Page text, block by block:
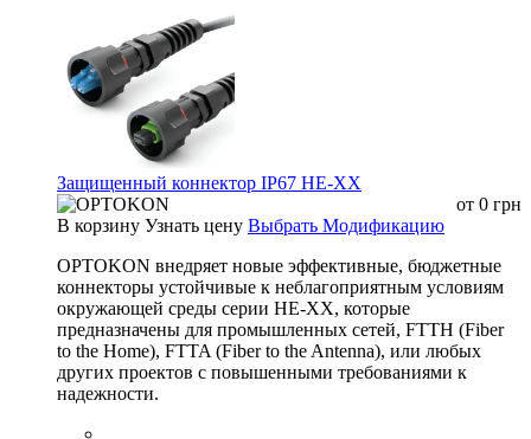
Защищенный коннектор IP67 HE-XX
от 0 грн
В корзину Узнать цену Выбрать Модификацию
OPTOKON внедряет новые эффективные, бюджетные
коннекторы устойчивые к неблагоприятным условиям
окружающей среды серии HE-XX, которые
предназначены для промышленных сетей, FTTH (Fiber
to the Home), FTTA (Fiber to the Antenna), или любых
других проектов с повышенными требованиями к
надежности.